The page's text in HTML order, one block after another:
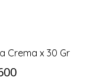
Crema x 30 Gr
El